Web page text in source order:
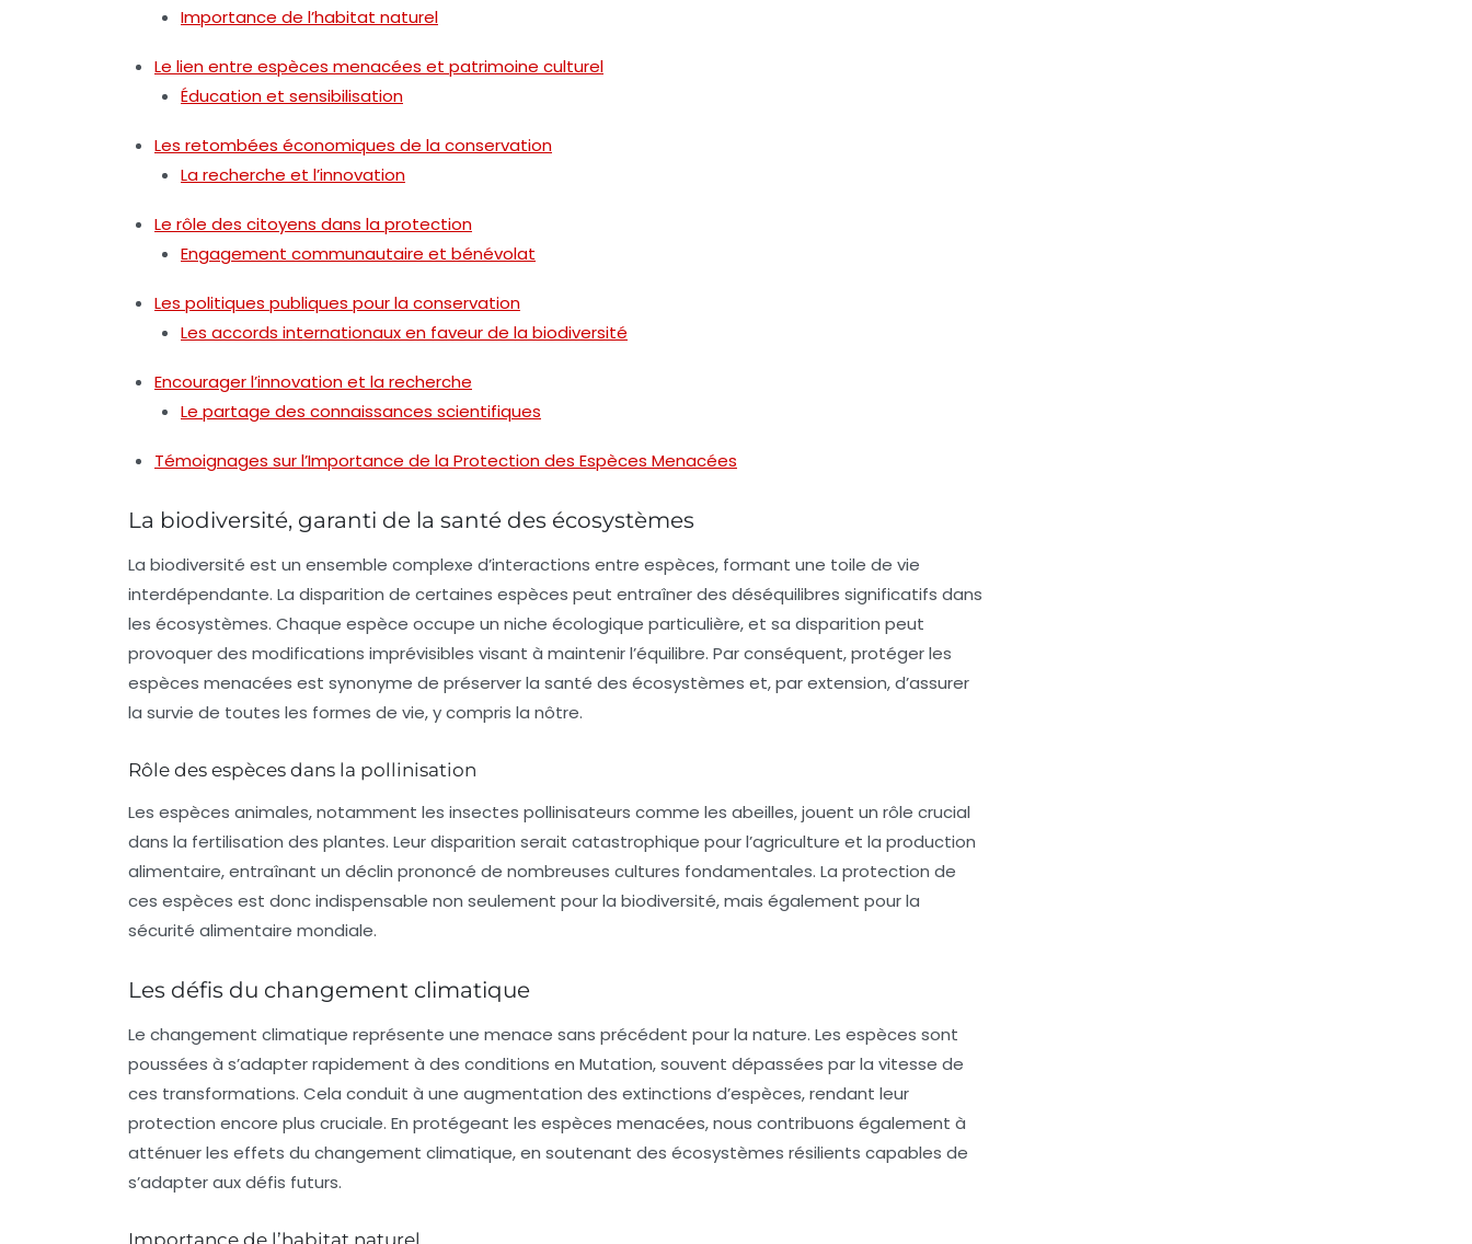
Importance de l’habitat naturel
Le lien entre espèces menacées et patrimoine culturel
Éducation et sensibilisation
Les retombées économiques de la conservation
La recherche et l’innovation
Le rôle des citoyens dans la protection
Engagement communautaire et bénévolat
Les politiques publiques pour la conservation
Les accords internationaux en faveur de la biodiversité
Encourager l’innovation et la recherche
Le partage des connaissances scientifiques
Témoignages sur l’Importance de la Protection des Espèces Menacées
La biodiversité, garanti de la santé des écosystèmes
La biodiversité est un ensemble complexe d’interactions entre espèces, formant une toile de vie
interdépendante. La disparition de certaines espèces peut entraîner des déséquilibres significatifs dans
les écosystèmes. Chaque espèce occupe un niche écologique particulière, et sa disparition peut
provoquer des modifications imprévisibles visant à maintenir l’équilibre. Par conséquent, protéger les
espèces menacées est synonyme de préserver la santé des écosystèmes et, par extension, d’assurer
la survie de toutes les formes de vie, y compris la nôtre.
Rôle des espèces dans la pollinisation
Les espèces animales, notamment les insectes pollinisateurs comme les abeilles, jouent un rôle crucial
dans la fertilisation des plantes. Leur disparition serait catastrophique pour l’agriculture et la production
alimentaire, entraînant un déclin prononcé de nombreuses cultures fondamentales. La protection de
ces espèces est donc indispensable non seulement pour la biodiversité, mais également pour la
sécurité alimentaire mondiale.
Les défis du changement climatique
Le changement climatique représente une menace sans précédent pour la nature. Les espèces sont
poussées à s’adapter rapidement à des conditions en Mutation, souvent dépassées par la vitesse de
ces transformations. Cela conduit à une augmentation des extinctions d’espèces, rendant leur
protection encore plus cruciale. En protégeant les espèces menacées, nous contribuons également à
atténuer les effets du changement climatique, en soutenant des écosystèmes résilients capables de
s’adapter aux défis futurs.
Importance de l’habitat naturel